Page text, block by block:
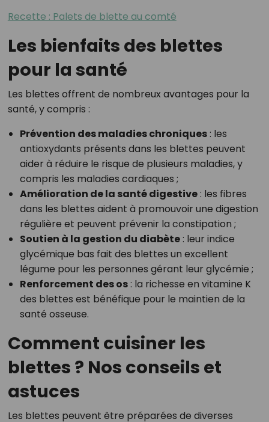
Recette : Palets de blette au comté
Les bienfaits des blettes
pour la santé
Les blettes offrent de nombreux avantages pour la
santé, y compris :
Prévention des maladies chroniques: les
antioxydants présents dans les blettes peuvent
aider à réduire le risque de plusieurs maladies, y
compris les maladies cardiaques ;
Amélioration de la santé digestive: les fibres
dans les blettes aident à promouvoir une digestion
régulière et peuvent prévenir la constipation ;
Soutien à la gestion du diabète: leur indice
glycémique bas fait des blettes un excellent
légume pour les personnes gérant leur glycémie ;
Renforcement des os: la richesse en vitamine K
des blettes est bénéfique pour le maintien de la
santé osseuse.
Comment cuisiner les
blettes ? Nos conseils et
astuces
Les blettes peuvent être préparées de diverses